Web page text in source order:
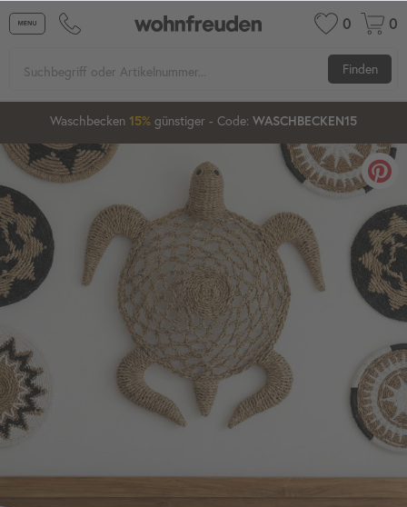
0 0
Finden
16 52 52
Waschbecken 15% günstiger - Code: WASCHBECKEN15
20%